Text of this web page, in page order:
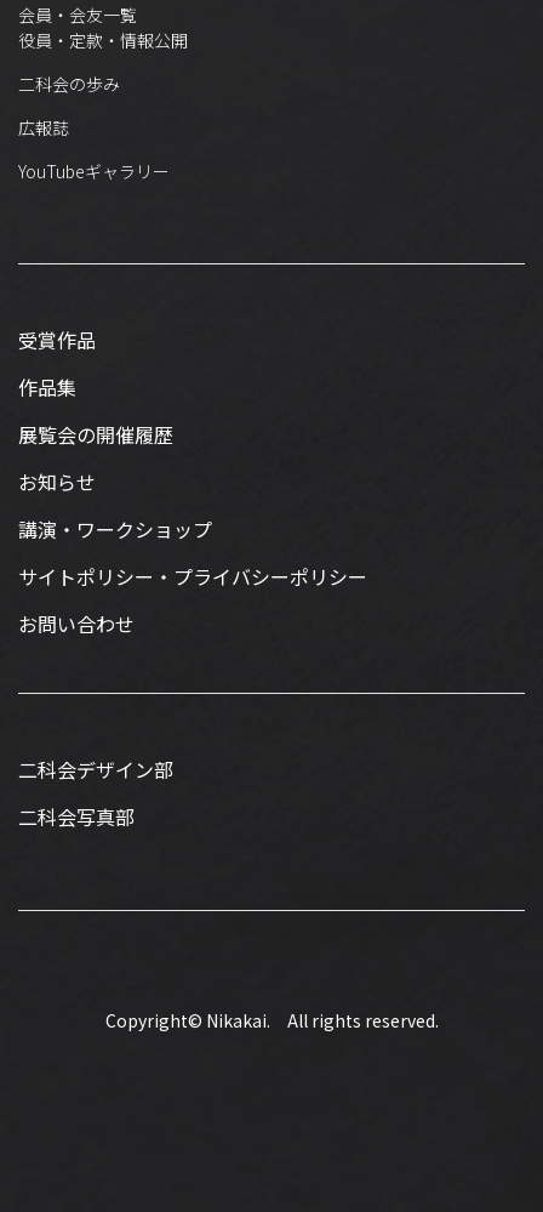
受賞作品
作品集
展覧会の開催履歴
お知らせ
講演・ワークショップ
会員・会友一覧
役員・定款・情報公開
二科会の歩み
広報誌
YouTubeギャラリー
サイトポリシー・プライバシーポリシー
お問い合わせ
二科会デザイン部
二科会写真部
Copyright© Nikakai. All rights reserved.